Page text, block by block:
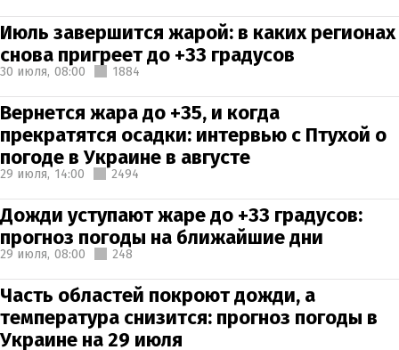
Июль завершится жарой: в каких регионах
снова пригреет до +33 градусов
30 июля, 08:00 1884
Вернется жара до +35, и когда
прекратятся осадки: интервью с Птухой о
погоде в Украине в августе
29 июля, 14:00 2494
Дожди уступают жаре до +33 градусов:
прогноз погоды на ближайшие дни
29 июля, 08:00 248
Часть областей покроют дожди, а
температура снизится: прогноз погоды в
Украине на 29 июля